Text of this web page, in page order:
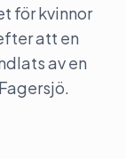
för kvinnor
att en
av en